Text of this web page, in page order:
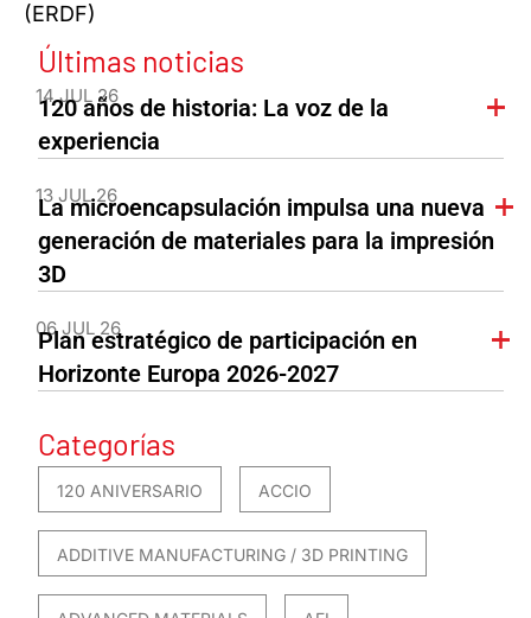
(ERDF)
Últimas noticias
14 JUL 26
120 años de historia: La voz de la
experiencia
13 JUL 26
La microencapsulación impulsa una nueva
generación de materiales para la impresión
3D
06 JUL 26
Plan estratégico de participación en
Horizonte Europa 2026-2027
Categorías
120 ANIVERSARIO ACCIO
ADDITIVE MANUFACTURING / 3D PRINTING